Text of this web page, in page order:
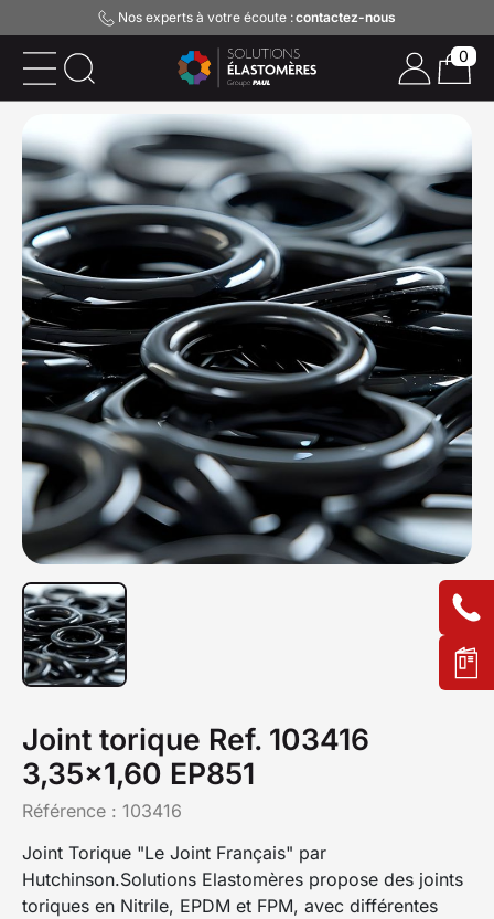
Nos experts à votre écoute :contactez-nous
Joint torique Ref. 103416
3,35x1,60 EP851
Référence : 103416
Joint Torique "Le Joint Français" par
Hutchinson.Solutions Elastomères propose des joints
toriques en Nitrile, EPDM et FPM, avec différentes
0